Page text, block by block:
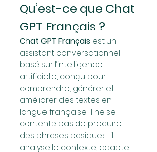
Qu’est-ce que Chat
GPT Français ?
Chat GPT Français est un
assistant conversationnel
basé sur l’intelligence
artificielle, conçu pour
comprendre, générer et
améliorer des textes en
langue française. Il ne se
contente pas de produire
des phrases basiques : il
analyse le contexte, adapte